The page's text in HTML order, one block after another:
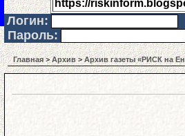
https://
Логин:
Пароль:
Главная>Архив>Архив газеты «РИСК на